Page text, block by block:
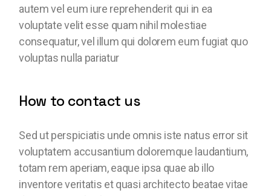
autem vel eum iure reprehenderit qui in ea
voluptate velit esse quam nihil molestiae
consequatur, vel illum qui dolorem eum fugiat quo
voluptas nulla pariatur
How to contact us
Sed ut perspiciatis unde omnis iste natus error sit
voluptatem accusantium doloremque laudantium,
totam rem aperiam, eaque ipsa quae ab illo
inventore veritatis et quasi architecto beatae vitae